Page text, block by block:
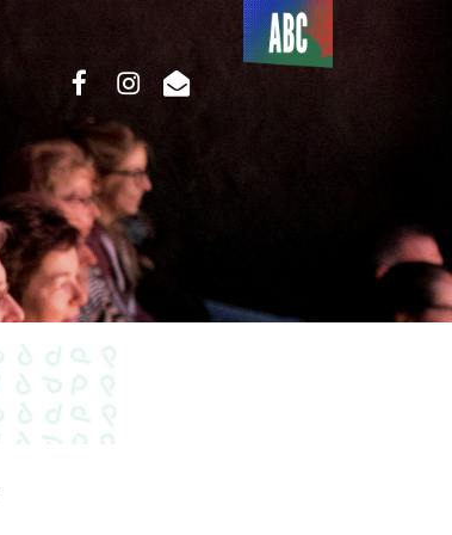
Du côté
de l’ABC
facebookinstagram
email